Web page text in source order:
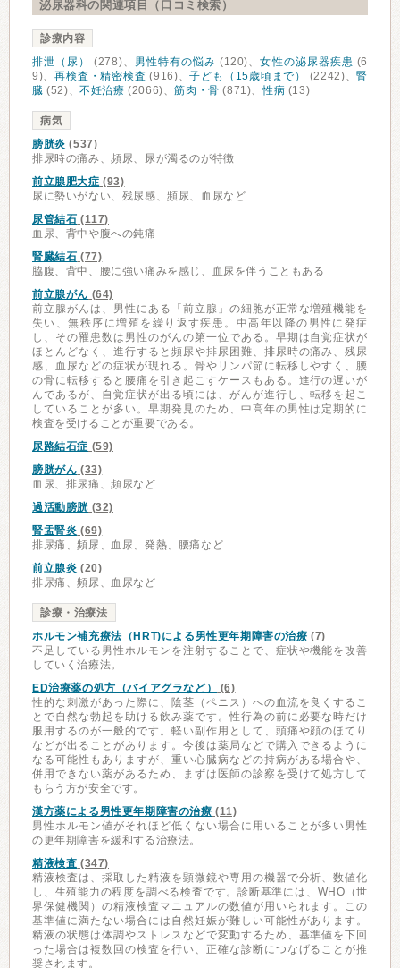
泌尿器科の関連項目（口コミ検索）
診療内容
排泄（尿）
(278)、 男性特有の悩み (120)、女性の泌尿器疾患 (6
9)、再検査・精密検査 (916)、子ども（15歳頃まで） (2242)、腎
臓 (52)、不妊治療 (2066)、筋肉・骨 (871)、性病 (13)
病気
膀胱炎 (537)
排尿時の痛み、頻尿、尿が濁るのが特徴
前立腺肥大症 (93)
尿に勢いがない、残尿感、頻尿、血尿など
尿管結石 (117)
血尿、背中や腹への鈍痛
腎臓結石 (77)
脇腹、背中、腰に強い痛みを感じ、血尿を伴うこともある
前立腺がん (64)
前立腺がんは、男性にある「前立腺」の細胞が正常な増殖機能を
失い、無秩序に増殖を繰り返す疾患。中高年以降の男性に発症
し、その罹患数は男性のがんの第一位である。早期は自覚症状が
ほとんどなく、進行すると頻尿や排尿困難、排尿時の痛み、残尿
感、血尿などの症状が現れる。骨やリンパ節に転移しやすく、腰
の骨に転移すると腰痛を引き起こすケースもある。進行の遅いが
んであるが、自覚症状が出る頃には、がんが進行し、転移を起こ
していることが多い。早期発見のため、中高年の男性は定期的に
検査を受けることが重要である。
尿路結石症 (59)
膀胱がん (33)
血尿、排尿痛、頻尿など
過活動膀胱 (32)
腎盂腎炎 (69)
排尿痛、頻尿、血尿、発熱、腰痛など
前立腺炎 (20)
排尿痛、頻尿、血尿など
診療・治療法
ホルモン補充療法（HRT)による男性更年期障害の治療 (7)
不足している男性ホルモンを注射することで、症状や機能を改善
していく治療法。
ED治療薬の処方（バイアグラなど）
(6)
性的な刺激があった際に、陰茎（ペニス）への血流を良くするこ
とで自然な勃起を助ける飲み薬です。性行為の前に必要な時だけ
服用するのが一般的です。軽い副作用として、頭痛や顔のほてり
などが出ることがあります。今後は薬局などで購入できるように
なる可能性もありますが、重い心臓病などの持病がある場合や、
併用できない薬があるため、まずは医師の診察を受けて処方して
もらう方が安全です。
漢方薬による男性更年期障害の治療 (11)
男性ホルモン値がそれほど低くない場合に用いることが多い男性
の更年期障害を緩和する治療法。
精液検査 (347)
精液検査は、採取した精液を顕微鏡や専用の機器で分析、数値化
し、生殖能力の程度を調べる検査です。診断基準には、WHO（世
界保健機関）の精液検査マニュアルの数値が用いられます。この
基準値に満たない場合には自然妊娠が難しい可能性があります。
精液の状態は体調やストレスなどで変動するため、基準値を下回
った場合は複数回の検査を行い、正確な診断につなげることが推
奨されます。